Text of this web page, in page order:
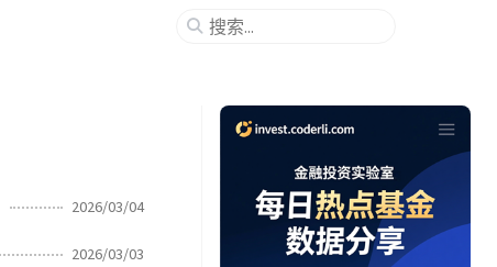
2026/03/04
2026/03/03